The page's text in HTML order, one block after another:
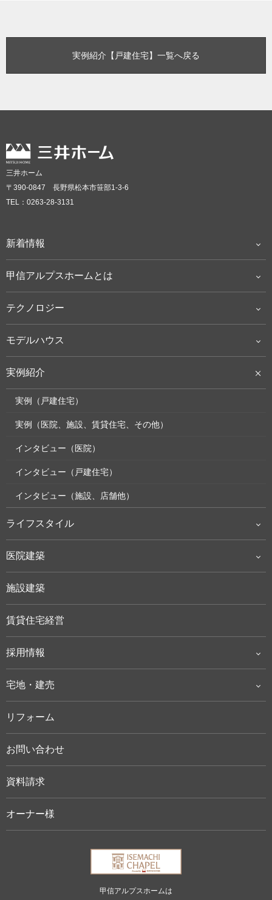
実例紹介【戸建住宅】一覧へ戻る
三井ホーム
〒390-0847 長野県松本市笹部1-3-6
TEL：0263-28-3131
新着情報
甲信アルプスホームとは
テクノロジー
モデルハウス
実例紹介
実例（戸建住宅）
実例（医院、施設、賃貸住宅、その他）
インタビュー（医院）
インタビュー（戸建住宅）
インタビュー（施設、店舗他）
ライフスタイル
医院建築
施設建築
賃貸住宅経営
採用情報
宅地・建売
リフォーム
お問い合わせ
資料請求
オーナー様
甲信アルプスホームは